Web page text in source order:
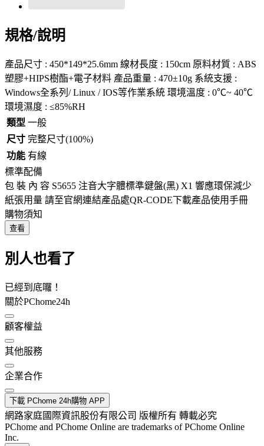
規格/說明
產品尺寸 : 450*149*25.6mm 線材長度 : 150cm 原料材質 : ABS
塑膠+HIPS樹酯+電子材料 產品重量 : 470±10g 系統支援 :
Windows全系列/ Linux / IOS等作業系統 環境溫度 : 0℃~ 40℃
環境濕度 : ≤85%RH
類型 一般
尺寸 完整尺寸(100%)
功能 有線
標準配備
包 裝 內 容 S5655 注音大字體標準鍵盤(黑) X1 響應環保減少
紙張用量 請至官網連結產品處QR-CODE下載產品使用手冊
購物須知
查看
別人也看了
已經到底囉！
關於PChome24h
顧客權益
其他服務
企業合作
下載 PChome 24h購物 APP
網路家庭國際資訊股份有限公司 版權所有 轉載必究
PChome and PChome Online are trademarks of PChome Online
Inc.